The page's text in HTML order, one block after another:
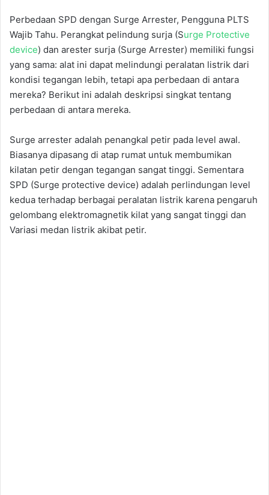
Perbedaan SPD dengan Surge Arrester, Pengguna PLTS
Wajib Tahu. Perangkat pelindung surja (Surge Protective
device) dan arester surja (Surge Arrester) memiliki fungsi
yang sama: alat ini dapat melindungi peralatan listrik dari
kondisi tegangan lebih, tetapi apa perbedaan di antara
mereka? Berikut ini adalah deskripsi singkat tentang
perbedaan di antara mereka.
Surge arrester adalah penangkal petir pada level awal.
Biasanya dipasang di atap rumat untuk membumikan
kilatan petir dengan tegangan sangat tinggi. Sementara
SPD (Surge protective device) adalah perlindungan level
kedua terhadap berbagai peralatan listrik karena pengaruh
gelombang elektromagnetik kilat yang sangat tinggi dan
Variasi medan listrik akibat petir.